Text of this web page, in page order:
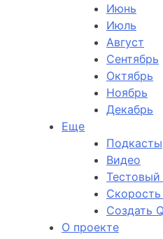
Июнь
Июль
Август
Сентябрь
Октябрь
Ноябрь
Декабрь
Еще
Подкасты
Видео
Тестовый
Скорость
Создать
О проекте